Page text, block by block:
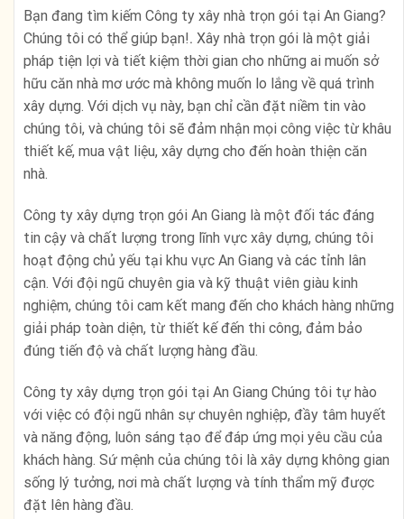
Bạn đang tìm kiếm Công ty xây nhà trọn gói tại An Giang?
Chúng tôi có thể giúp bạn!. Xây nhà trọn gói là một giải
pháp tiện lợi và tiết kiệm thời gian cho những ai muốn sở
hữu căn nhà mơ ước mà không muốn lo lắng về quá trình
xây dựng. Với dịch vụ này, bạn chỉ cần đặt niềm tin vào
chúng tôi, và chúng tôi sẽ đảm nhận mọi công việc từ khâu
thiết kế, mua vật liệu, xây dựng cho đến hoàn thiện căn
nhà.
Công ty xây dựng trọn gói An Giang là một đối tác đáng
tin cậy và chất lượng trong lĩnh vực xây dựng, chúng tôi
hoạt động chủ yếu tại khu vực An Giang và các tỉnh lân
cận. Với đội ngũ chuyên gia và kỹ thuật viên giàu kinh
nghiệm, chúng tôi cam kết mang đến cho khách hàng những
giải pháp toàn diện, từ thiết kế đến thi công, đảm bảo
đúng tiến độ và chất lượng hàng đầu.
Công ty xây dựng trọn gói tại An Giang Chúng tôi tự hào
với việc có đội ngũ nhân sự chuyên nghiệp, đầy tâm huyết
và năng động, luôn sáng tạo để đáp ứng mọi yêu cầu của
khách hàng. Sứ mệnh của chúng tôi là xây dựng không gian
sống lý tưởng, nơi mà chất lượng và tính thẩm mỹ được
đặt lên hàng đầu.